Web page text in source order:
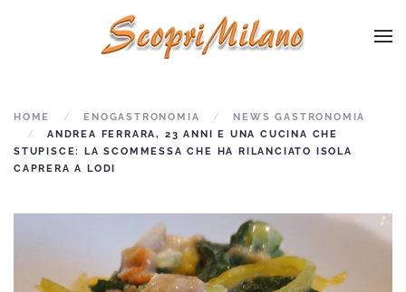
Skip to main content
HOME ENOGASTRONOMIA
NEWS GASTRONOMIA
ANDREA FERRARA, 23 ANNI E UNA CUCINA CHE
STUPISCE: LA SCOMMESSA CHE HA RILANCIATO ISOLA
CAPRERA A LODI